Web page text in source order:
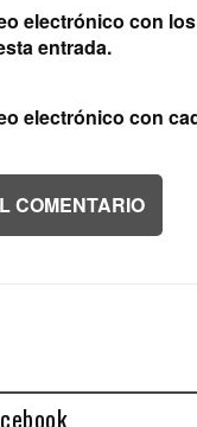
electrónico con
entrada.
electrónico con